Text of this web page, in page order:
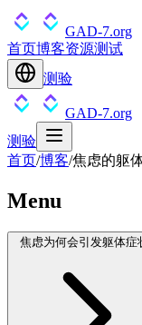
GAD-7.org
首页博客资源测试
测验
GAD-7.org
测验
首页/博客/焦虑的躯
Menu
焦虑为何会引发躯体症